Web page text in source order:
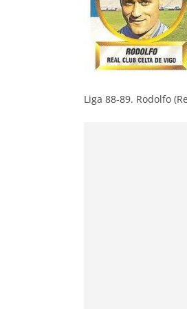
Liga 88-89. Rodolfo